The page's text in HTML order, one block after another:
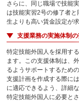
さらに、同じ職場で技能
は技能実習2号の修了者
生よりも高い賃金設定が
支援業務の実施体制
特定技能外国人を採用す
ます。この支援体制は、
るようサポートするため
支援計画を作成する際に
に適応できるよう、詳細
特定技能外国人に必要と